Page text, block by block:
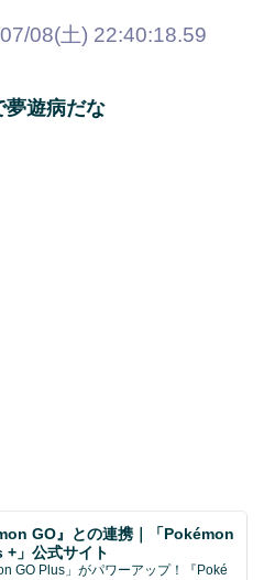
08(土) 22:40:18.59
夢遊病だな
GO』との連携｜「Pokémon
+」公式サイト
GO Plus」がパワーアップ！『Poké